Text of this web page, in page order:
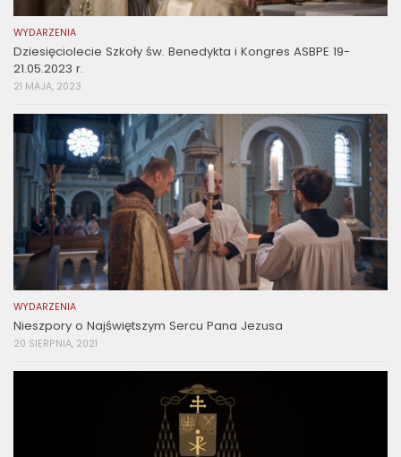
WYDARZENIA
Dziesięciolecie Szkoły św. Benedykta i Kongres ASBPE 19-
21.05.2023 r.
21 MAJA, 2023
WYDARZENIA
Nieszpory o Najświętszym Sercu Pana Jezusa
20 SIERPNIA, 2021